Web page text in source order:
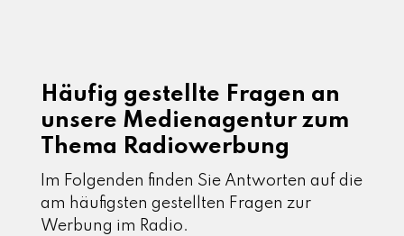
Häufig gestellte Fragen an
unsere Medienagentur zum
Thema Radiowerbung
Im Folgenden finden Sie Antworten auf die
am häufigsten gestellten Fragen zur
Werbung im Radio.